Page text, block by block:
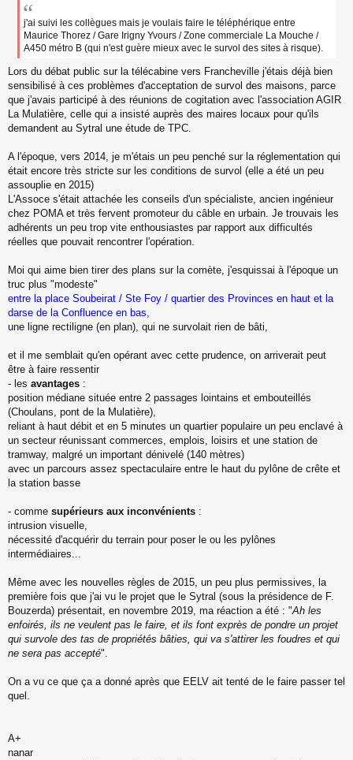
e
n
l
u
j'ai suivi les collègues mais je voulais faire le téléphérique entre
Maurice Thorez / Gare Irigny Yvours / Zone commerciale La Mouche /
A450 métro B (qui n'est guère mieux avec le survol des sites à risque).
Lors du débat public sur la télécabine vers Francheville j'étais déjà bien
sensibilisé à ces problèmes d'acceptation de survol des maisons, parce
que j'avais participé à des réunions de cogitation avec l'association AGIR
La Mulatière, celle qui a insisté auprès des maires locaux pour qu'ils
demandent au Sytral une étude de TPC.
A l'époque, vers 2014, je m'étais un peu penché sur la réglementation qui
était encore très stricte sur les conditions de survol (elle a été un peu
assouplie en 2015)
L'Assoce s'était attachée les conseils d'un spécialiste, ancien ingénieur
chez POMA et très fervent promoteur du câble en urbain. Je trouvais les
adhérents un peu trop vite enthousiastes par rapport aux difficultés
réelles que pouvait rencontrer l'opération.
Moi qui aime bien tirer des plans sur la comète, j'esquissai à l'époque un
truc plus "modeste"
entre la place Soubeirat / Ste Foy / quartier des Provinces en haut et la
darse de la Confluence en bas,
une ligne rectiligne (en plan), qui ne survolait rien de bâti,
et il me semblait qu'en opérant avec cette prudence, on arriverait peut
être à faire ressentir
- les avantages :
position médiane située entre 2 passages lointains et embouteillés
(Choulans, pont de la Mulatière),
reliant à haut débit et en 5 minutes un quartier populaire un peu enclavé à
un secteur réunissant commerces, emplois, loisirs et une station de
tramway, malgré un important dénivelé (140 mètres)
avec un parcours assez spectaculaire entre le haut du pylône de crête et
la station basse
- comme supérieurs aux inconvénients :
intrusion visuelle,
nécessité d'acquérir du terrain pour poser le ou les pylônes
intermédiaires...
Même avec les nouvelles règles de 2015, un peu plus permissives, la
première fois que j'ai vu le projet que le Sytral (sous la présidence de F.
Bouzerda) présentait, en novembre 2019, ma réaction a été : "Ah les
enfoirés, ils ne veulent pas le faire, et ils font exprès de pondre un projet
qui survole des tas de propriétés bâties, qui va s'attirer les foudres et qui
ne sera pas accepté".
On a vu ce que ça a donné après que EELV ait tenté de le faire passer tel
quel.
A+
nanar